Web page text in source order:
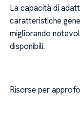
La capacità di
caratteristiche
migliorando
disponibili.
Risorse per